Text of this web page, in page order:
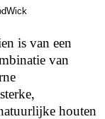
is van een
van
sterke,
houten